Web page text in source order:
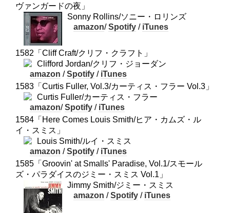
ヴァンガードの夜」
Sonny Rollins/ソニー・ロリンズ
amazon/Spotify / iTunes
1582「Cliff Craft/クリフ・クラフト」
Clifford Jordan/クリフ・ジョーダン
amazon /Spotify / iTunes
1583「Curtis Fuller, Vol.3/カーティス・フラー Vol.3」
Curtis Fuller/カーティス・フラー
amazon/Spotify / iTunes
1584「Here Comes Louis Smith/ヒア・カムズ・ル
イ・スミス」
Louis Smith/ルイ・スミス
amazon /Spotify / iTunes
1585「Groovin' at Smalls' Paradise, Vol.1/スモール
ズ・パラダイスのジミー・スミス Vol.1」
Jimmy Smith/ジミー・スミス
amazon /Spotify / iTunes